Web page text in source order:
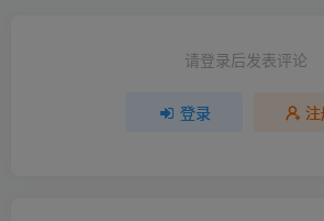
请登录后发表评论
登录